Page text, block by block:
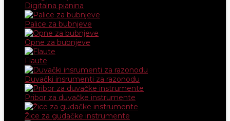
Digitalna pianina
Palice za bubnjeve
Opne za bubnjeve
Flaute
Duvački insrumenti za razonodu
Pribor za duvačke instrumente
Žice za gudačke instrumente